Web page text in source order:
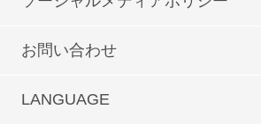
お問い合わせ
LANGUAGE